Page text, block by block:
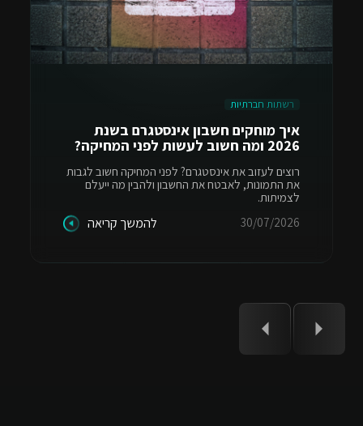
רשתות חברתיות
איך מוחקים חשבון אינסטגרם בשנת
2026 ומה חשוב לעשות לפני המחיקה?
רוצים לעזוב את אינסטגרם? לפני המחיקה חשוב לגבות
את התמונות, לאבטח את החשבון ולהבין מה ייעלם
לצמיתות.
30/07/2026
להמשך קריאה